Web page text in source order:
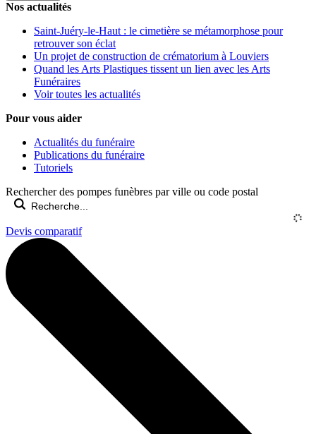
Nos actualités
Saint-Juéry-le-Haut : le cimetière se métamorphose pour
retrouver son éclat
Un projet de construction de crématorium à Louviers
Quand les Arts Plastiques tissent un lien avec les Arts
Funéraires
Voir toutes les actualités
Pour vous aider
Actualités du funéraire
Publications du funéraire
Tutoriels
Rechercher des pompes funèbres par ville ou code postal
Devis comparatif